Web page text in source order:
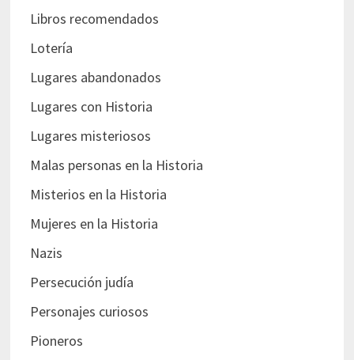
Libros recomendados
Lotería
Lugares abandonados
Lugares con Historia
Lugares misteriosos
Malas personas en la Historia
Misterios en la Historia
Mujeres en la Historia
Nazis
Persecución judía
Personajes curiosos
Pioneros